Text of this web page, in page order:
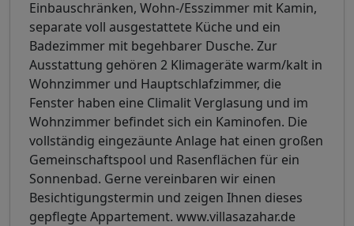
Einbauschränken, Wohn-/Esszimmer mit Kamin,
separate voll ausgestattete Küche und ein
Badezimmer mit begehbarer Dusche. Zur
Ausstattung gehören 2 Klimageräte warm/kalt in
Wohnzimmer und Hauptschlafzimmer, die
Fenster haben eine Climalit Verglasung und im
Wohnzimmer befindet sich ein Kaminofen. Die
vollständig eingezäunte Anlage hat einen großen
Gemeinschaftspool und Rasenflächen für ein
Sonnenbad. Gerne vereinbaren wir einen
Besichtigungstermin und zeigen Ihnen dieses
gepflegte Appartement. www.villasazahar.de